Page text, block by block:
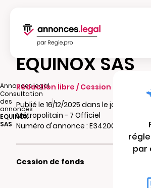
Annonces.legal
|
Consultation
des
annonces
|
EQUINOX
SAS
EQUINOX SAS
Rédaction libre / Cession de fonds
Publié le 16/12/2025 dans le journal
Métropolitain - 7 Officiel
Numéro d'annonce : E342002203j1g
Cession de fonds
par